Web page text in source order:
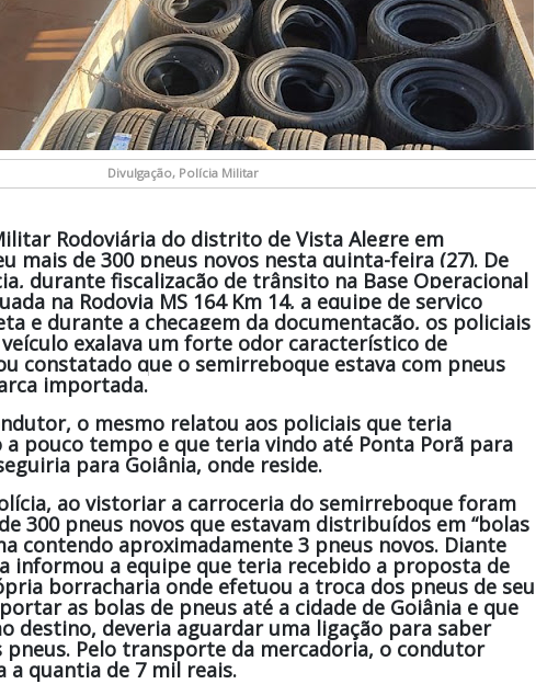
Divulgação, Polícia Militar
Rodoviária do distrito de Vista Alegre em
mais de 300 pneus novos nesta quinta-feira (27). De
durante fiscalização de trânsito na Base Operacional
na Rodovia MS 164 Km 14, a equipe de serviço
e durante a checagem da documentação, os policiais
exalava um forte odor característico de
constatado que o semirreboque estava com pneus
importada.
o mesmo relatou aos policiais que teria
pouco tempo e que teria vindo até Ponta Porã para
para Goiânia, onde reside.
ao vistoriar a carroceria do semirreboque foram
300 pneus novos que estavam distribuídos em “bolas
contendo aproximadamente 3 pneus novos. Diante
informou a equipe que teria recebido a proposta de
borracharia onde efetuou a troca dos pneus de seu
as bolas de pneus até a cidade de Goiânia e que
destino, deveria aguardar uma ligação para saber
pneus. Pelo transporte da mercadoria, o condutor
a quantia de 7 mil reais.